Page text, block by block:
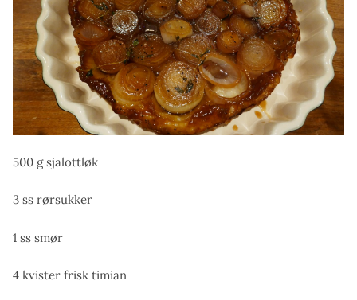
500 g sjalottløk
3 ss rørsukker
1 ss smør
4 kvister frisk timian